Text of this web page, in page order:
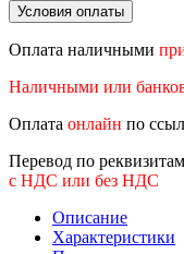
Условия оплаты
Оплата наличными
Наличными или
Оплата онлайн по
Перевод по
с НДС или без НДС
Описание
Характеристики